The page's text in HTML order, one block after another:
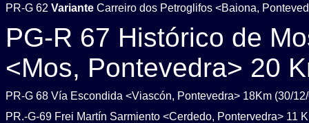
PR-G 62 Variante Carreiro dos Petroglifos <Baiona,
PG-R 67 Histórico de
<Mos, Pontevedra> 20
PR-G 68 Vía Escondida <Viascón, Pontevedra> 18Km (30/
PR.-G-69 Frei Martín Sarmiento <Cerdedo, Pontervedra> 11